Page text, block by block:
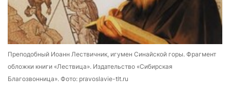
Преподобный Иоанн Лествичник, игумен Синайской горы. Фрагмент
обложки книги «Лествица». Издательство «Сибирская
Благозвонница». Фото: pravoslavie-tlt.ru